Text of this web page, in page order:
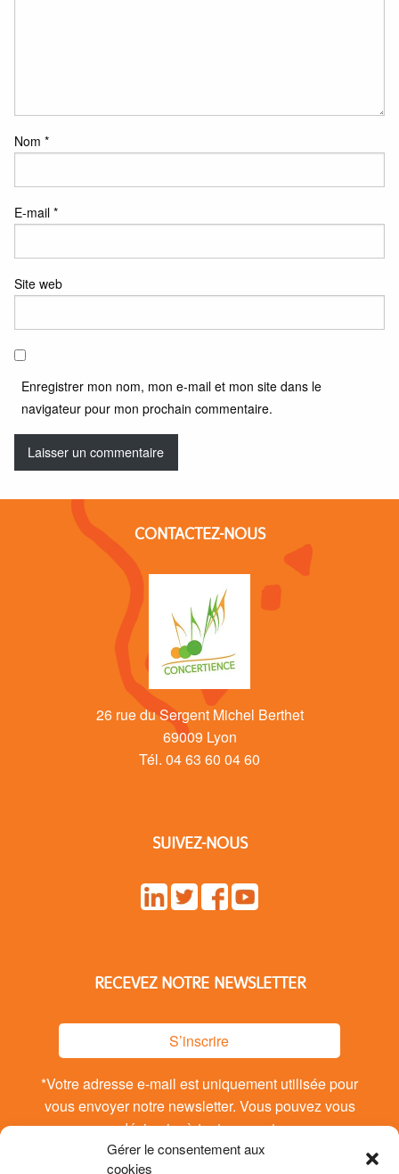
Gérer le consentement aux
cookies
Nom *
E-mail *
Site web
Enregistrer mon nom, mon e-mail et mon site dans le
navigateur pour mon prochain commentaire.
CONTACTEZ-NOUS
26 rue du Sergent Michel Berthet
69009 Lyon
Tél. 04 63 60 04 60
SUIVEZ-NOUS
RECEVEZ NOTRE NEWSLETTER
S’inscrire
*Votre adresse e-mail est uniquement utilisée pour
vous envoyer notre newsletter. Vous pouvez vous
désinsrire à tout moment.